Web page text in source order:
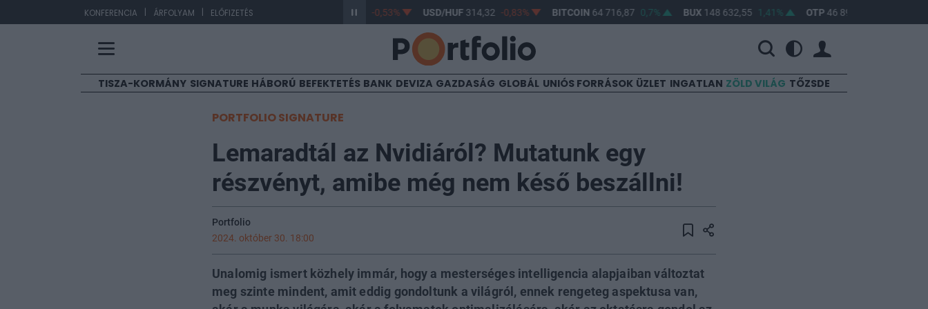
KONFERENCIA | ÁRFOLYAM | ELŐFIZETÉS 363,47 -0,53% USD/HUF 314,32 -0,83% BITCOIN64 716,87 0,7% BUX148 632,55 1,41% OTP46 890
TISZA-KORMÁNY SIGNATURE HÁBORÚ BEFEKTETÉS BANK DEVIZA GAZDASÁG GLOBÁL UNIÓS FORRÁSOK ÜZLET INGATLAN ZÖLD VILÁG TŐZSDE
PORTFOLIO SIGNATURE
Lemaradtál az Nvidiáról? Mutatunk egy
részvényt, amibe még nem késő beszállni!
Portfolio
2024. október 30. 18:00
Unalomig ismert közhely immár, hogy a mesterséges intelligencia alapjaiban változtat
meg szinte mindent, amit eddig gondoltunk a világról, ennek rengeteg aspektusa van,